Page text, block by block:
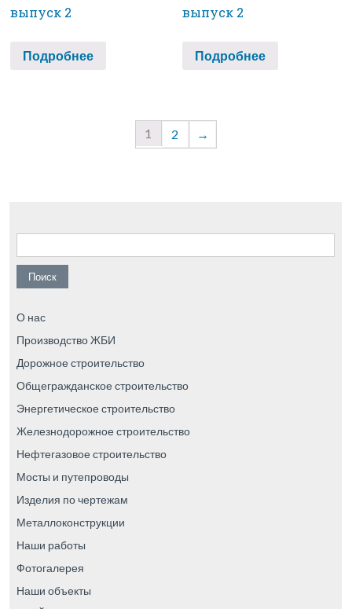
выпуск 2
Подробнее
выпуск 2
Подробнее
1 2 →
Найти:
О нас
Производство ЖБИ
Дорожное строительство
Общегражданское строительство
Энергетическое строительство
Железнодорожное строительство
Нефтегазовое строительство
Мосты и путепроводы
Изделия по чертежам
Металлоконструкции
Наши работы
Фотогалерея
Наши объекты